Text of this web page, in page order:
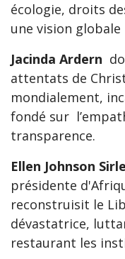
écologie, droits
une vision
Jacinda Ardern
attentats de
mondialement,
fondé sur
transparence.
Ellen Johnson
présidente
reconstruisit le
dévastatrice,
restaurant les